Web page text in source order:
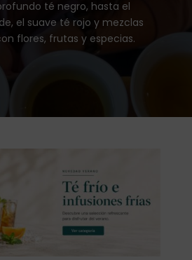
té negro, hasta el
el suave té rojo y mezclas
flores, frutas y especias.